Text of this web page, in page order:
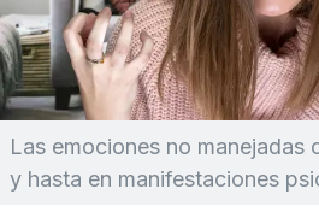
Las emociones no manejadas
y hasta en manifestaciones